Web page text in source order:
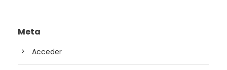
Meta
Acceder